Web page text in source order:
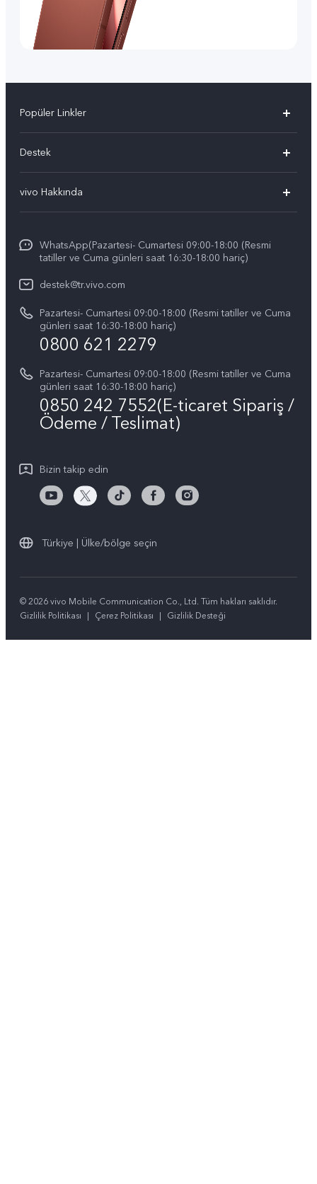
Popüler Linkler
vivo X300
vivo V60 5G
vivo X200 FE
Tüm Modeller
Destek
Yetkili Servis Noktalarımız
IMEI kimlik doğrulaması
Yedek Parçaların Fiyatı
Başlangıç ve Kullanım ​​Kılavuzu
Garanti Politikamız
Müşteri Hizmetleri Gizlilik Beyanı
vivo Hakkında
vivo'da Kariyer
Basın
Yasal Bildirimler
Hakkımızda
Sürdürülebilirlik
vivo Gizlilik Merkezi
WhatsApp(Pazartesi- Cumartesi 09:00-18:00 (Resmi
tatiller ve Cuma günleri saat 16:30-18:00 hariç)
destek@tr.vivo.com
Pazartesi- Cumartesi 09:00-18:00 (Resmi tatiller ve Cuma
günleri saat 16:30-18:00 hariç)
0800 621 2279
Pazartesi- Cumartesi 09:00-18:00 (Resmi tatiller ve Cuma
günleri saat 16:30-18:00 hariç)
0850 242 7552(E-ticaret Sipariş /
Ödeme / Teslimat)
Bizin takip edin
Türkiye | Ülke/bölge seçin
© 2026 vivo Mobile Communication Co., Ltd. Tüm hakları saklıdır.
Gizlilik Politikası
| Çerez Politikası | Gizlilik Desteği